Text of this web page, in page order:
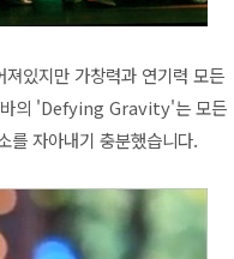
있지만 가창력과 연기력 모든
바의 'Defying Gravity'는 모든
를 자아내기 충분했습니다.